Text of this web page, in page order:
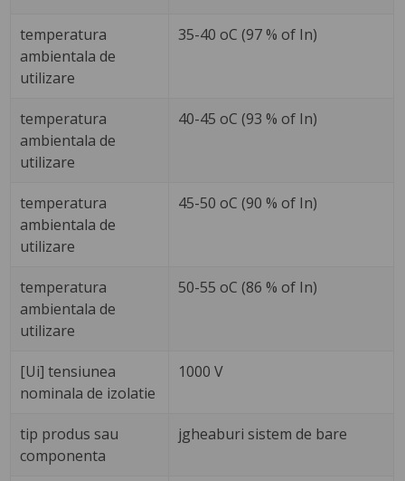
temperatura
ambientala de
utilizare
35-40 oC (97 % of In)
temperatura
ambientala de
utilizare
40-45 oC (93 % of In)
temperatura
ambientala de
utilizare
45-50 oC (90 % of In)
temperatura
ambientala de
utilizare
50-55 oC (86 % of In)
[Ui] tensiunea
nominala de izolatie
1000 V
tip produs sau
componenta
jgheaburi sistem de bare